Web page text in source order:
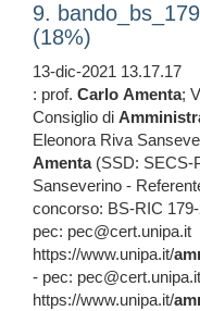
9.
(18%)
13-dic-2021 13.17.17
: prof. Carlo Amenta;
Consiglio di
Eleonora Riva
Amenta(SSD: SECS-
Sanseverino -
concorso: BS-RIC
pec: pec@cert.unipa.it
https://www.unipa.it/
- pec: pec@cert.unipa.it
https://www.unipa.it/